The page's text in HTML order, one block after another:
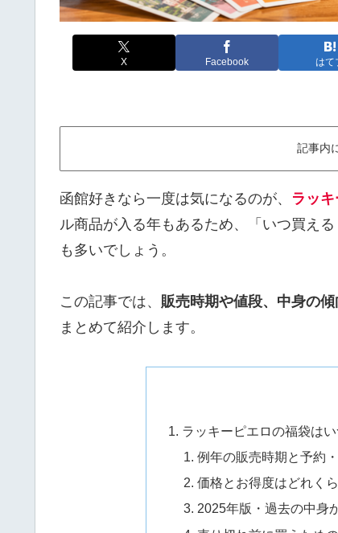
X Facebook はて
記事内
函館好きなら一度は気になるのが、 ラッ
ル商品が入る年もあるため、「いつ買え
も多いでしょう。
この記事では、 販売時期や値段、中身の
まとめて紹介します。
ラッキーピエロの福袋は
例年の販売時期と予約
価格とお得度はどれく
2025年版・過去の中身